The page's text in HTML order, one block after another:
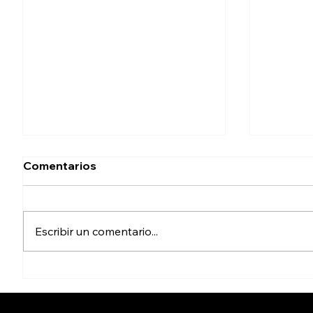
exfuncionarios del XXIV
de
Comentarios
Escribir un comentario...